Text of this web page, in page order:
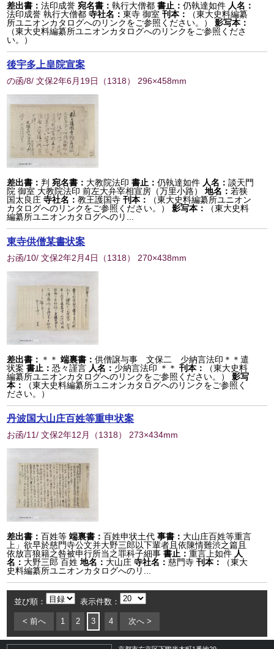
差出書：法印成誉 宛名書：執行大僧都 書止：仍執達如件 人名：
法印成誉 執行大僧都 寺社名：東寺 御室 刊本：
（東大史料編纂
所ユニオンカタログへのリンクをご参照ください。）
影写本：
（東大史料編纂所ユニオンカタログへのリンクをご参照くださ
い。）
後宇多上皇院宣案
の函/8/ 文保2年6月19日 （1318） 296×458mm
差出書： 判 宛名書： 大教院法印 書止：仍執達如件 人名：談天門
院 御室 大教院法印 前左大弁宰相宣房（万里小路）
地名：若狭
国太良庄 寺社名：教王護国寺 刊本：
（東大史料編纂所ユニオン
カタログへのリンクをご参照ください。）
影写本：
（東大史料
編纂所ユニオンカタログへのリ...
東寺供僧某書状案
お函/10/ 文保2年2月4日 （1318） 270×438mm
差出書： ＊＊ 端裏書：供僧譲与事 文保二 少納言法印＊＊遣
状案 書止：恐々謹言 人名： 少納言法印 ＊＊ 刊本：
（東大史料
編纂所ユニオンカタログへのリンクをご参照ください。）
影写
本：
（東大史料編纂所ユニオンカタログへのリンクをご参照く
ださい。）
丹波国大山庄百姓等重申状案
お函/11/ 文保2年12月 （1318） 273×434mm
差出書：百姓等 端裏書：百姓申状土代 事書： 大山庄百姓等重言
上」欲早於慈門寺公文并大野三郎以下輩者且依陳情難渋之篇且
依放言狼籍之咎被申行所当之罪科子細事 書止：重言上如件 人
名： 大野三郎 百姓 地名： 大山庄 寺社名：慈門寺 刊本：
（東大
史料編纂所ユニオンカタログへのリ...
並び順： 表示件数：
< 前へ 1 2 3 4 次へ >